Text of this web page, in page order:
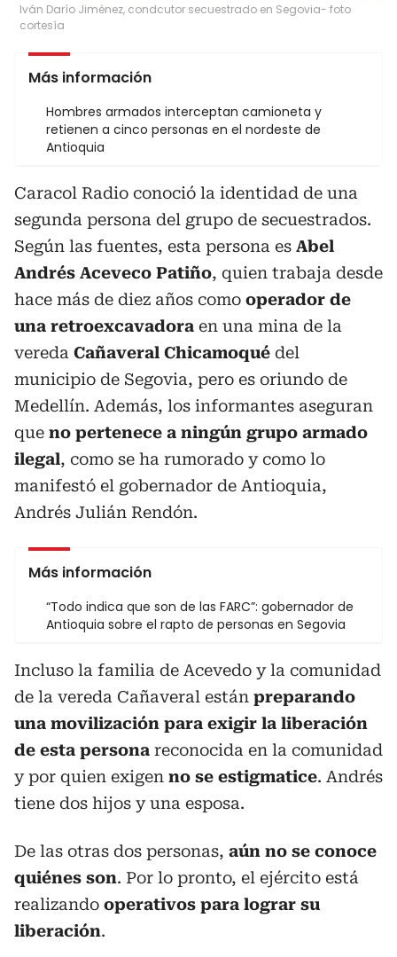
Iván Darío Jiménez, condcutor secuestrado en Segovia- foto
cortesía
Más información
Hombres armados interceptan camioneta y
retienen a cinco personas en el nordeste de
Antioquia
Caracol Radio conoció la identidad de una
segunda persona del grupo de secuestrados.
Según las fuentes, esta persona es Abel
Andrés Aceveco Patiño, quien trabaja desde
hace más de diez años como operador de
una retroexcavadora en una mina de la
vereda Cañaveral Chicamoqué del
municipio de Segovia, pero es oriundo de
Medellín. Además, los informantes aseguran
que no pertenece a ningún grupo armado
ilegal, como se ha rumorado y como lo
manifestó el gobernador de Antioquia,
Andrés Julián Rendón.
Más información
“Todo indica que son de las FARC”: gobernador de
Antioquia sobre el rapto de personas en Segovia
Incluso la familia de Acevedo y la comunidad
de la vereda Cañaveral están preparando
una movilización para exigir la liberación
de esta persona reconocida en la comunidad
y por quien exigen no se estigmatice. Andrés
tiene dos hijos y una esposa.
De las otras dos personas, aún no se conoce
quiénes son. Por lo pronto, el ejército está
realizando operativos para lograr su
liberación.